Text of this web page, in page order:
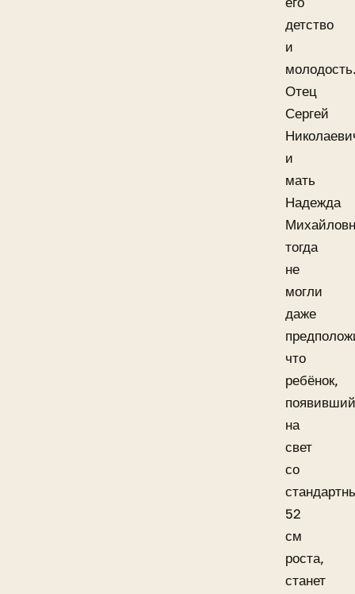
детство
и
Отец
Сергей
и
мать
Надежда
тогда
не
могли
даже
что
ребёнок,
на
свет
со
52
см
роста,
станет